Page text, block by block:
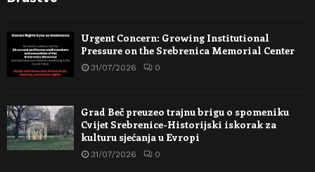
Urgent Concern: Growing Institutional
Pressure on the Srebrenica Memorial Center
31/07/2026 0
Grad Beč preuzeo trajnu brigu o spomeniku
Cvijet Srebrenice-Historijski iskorak za
kulturu sjećanja u Evropi
31/07/2026 0